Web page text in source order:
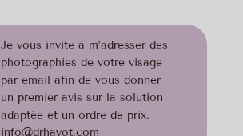
Je vous invite à m’adresser des
photographies de votre visage
par email afin de vous donner
un premier avis sur la solution
adaptée et un ordre de prix.
info@drhayot.com